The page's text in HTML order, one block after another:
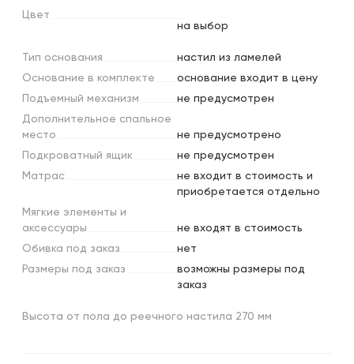
Цвет
на выбор
Тип основания
настил из ламелей
Основание в комплекте
основание входит в цену
Подъемный механизм
не предусмотрен
Дополнительное спальное
место
не предусмотрено
Подкроватный ящик
не предусмотрен
Матрас
не входит в стоимость и
приобретается отдельно
Мягкие элементы и
аксессуары
не входят в стоимость
Обивка под заказ
нет
Размеры под заказ
возможны размеры под
заказ
Высота от пола до реечного настила 270 мм